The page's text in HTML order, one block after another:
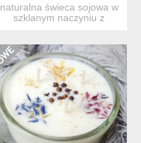
naturalna świeca sojowa w
szklanym naczyniu z